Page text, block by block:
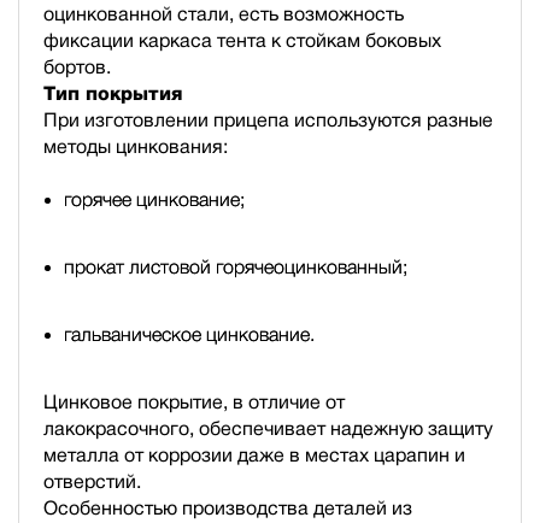
оцинкованной стали, есть возможность
фиксации каркаса тента к стойкам боковых
бортов.
Тип покрытия
При изготовлении прицепа используются разные
методы цинкования:
горячее цинкование;
прокат листовой горячеоцинкованный;
гальваническое цинкование.
Цинковое покрытие, в отличие от
лакокрасочного, обеспечивает надежную защиту
металла от коррозии даже в местах царапин и
отверстий.
Особенностью производства деталей из